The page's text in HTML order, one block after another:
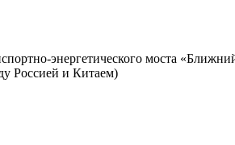
энергетического моста
Россией и Китаем)